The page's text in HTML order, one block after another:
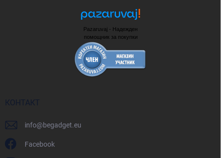
Pazaruvaj - Надежден
помощник за покупки
КОНТАКТ
info@begadget.eu
Facebook